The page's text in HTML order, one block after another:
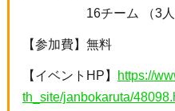
16チーム （3人以
【参加費】無料
【イベントHP】
https://
th_site/janbokaruta/